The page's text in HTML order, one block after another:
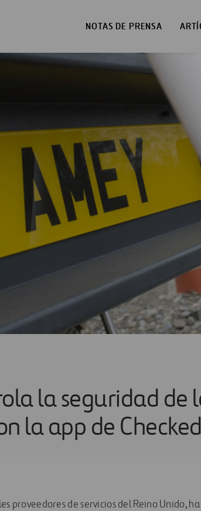
NOTAS DE PRENSA
la seguridad de
la app de
proveedores de servicios del Reino Unido,